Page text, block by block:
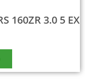
160ZR 3.0 5 EX